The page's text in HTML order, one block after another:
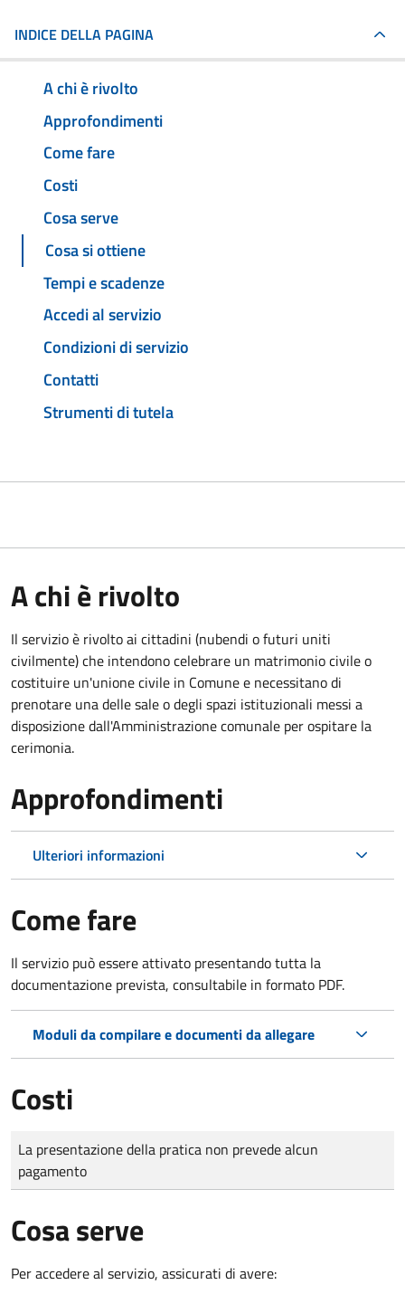
INDICE DELLA PAGINA
A chi è rivolto
Approfondimenti
Come fare
Costi
Cosa serve
Cosa si ottiene
Tempi e scadenze
Accedi al servizio
Condizioni di servizio
Contatti
Strumenti di tutela
A chi è rivolto
Il servizio è rivolto ai cittadini (nubendi o futuri uniti
civilmente) che intendono celebrare un matrimonio civile o
costituire un'unione civile in Comune e necessitano di
prenotare una delle sale o degli spazi istituzionali messi a
disposizione dall'Amministrazione comunale per ospitare la
cerimonia.
Approfondimenti
Ulteriori informazioni
Come fare
Il servizio può essere attivato presentando tutta la
documentazione prevista, consultabile in formato PDF.
Moduli da compilare e documenti da allegare
Costi
Tipo di pagamento
Importo
La presentazione della pratica non prevede alcun
pagamento
Cosa serve
Per accedere al servizio, assicurati di avere: